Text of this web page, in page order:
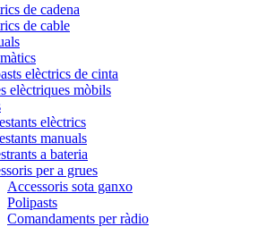
de cadena
de cable
elèctrics de cinta
elèctriques mòbils
elèctrics
manuals
a bateria
per a grues
Accessoris sota ganxo
Polipasts
Comandaments per ràdio